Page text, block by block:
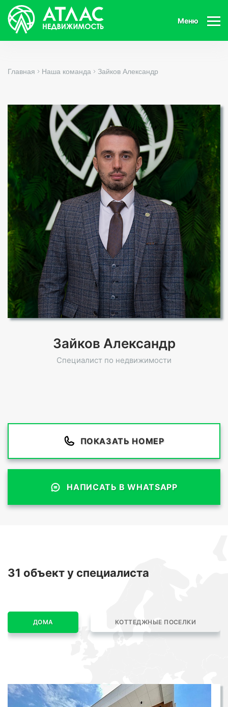
Меню
Главная Наша команда Зайков Александр
Зайков Александр
Специалист по недвижимости
ПОКАЗАТЬ НОМЕР
НАПИСАТЬ В WHATSAPP
31 объекту специалиста
ДОМА КОТТЕДЖНЫЕ ПОСЕЛКИ